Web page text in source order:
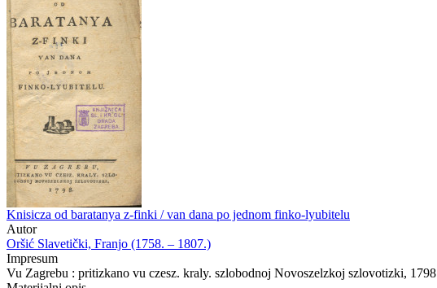
Knisicza od baratanya z-finki / van dana po jednom finko-lyubitelu
Autor
Oršić Slavetički, Franjo (1758. – 1807.)
Impresum
Vu Zagrebu : pritizkano vu czesz. kraly. szlobodnoj Novoszelzkoj szlovotizki, 1798